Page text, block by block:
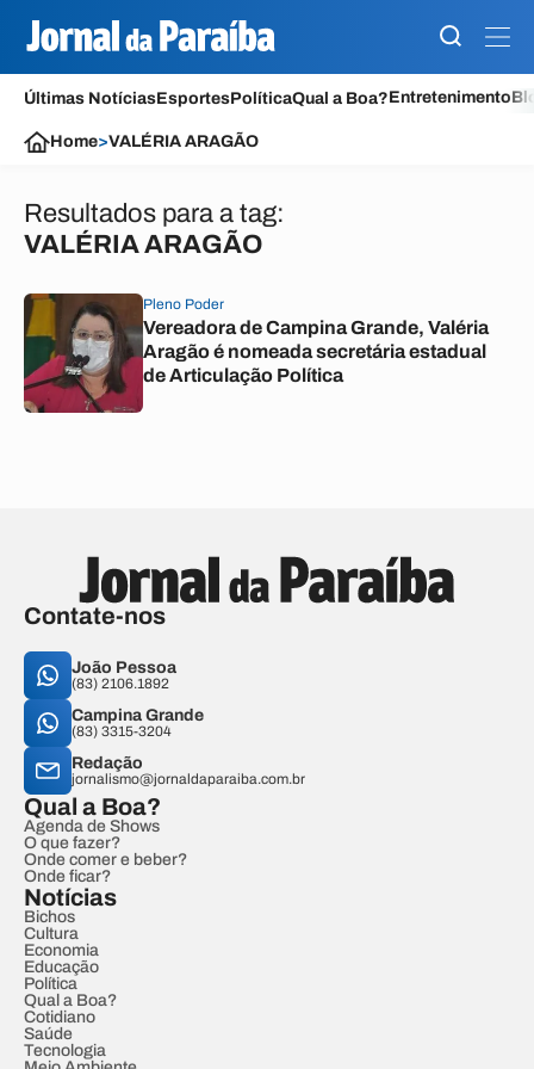
Últimas NotíciasEsportesPolíticaQual a Boa?Entretenimento
Home>VALÉRIA ARAGÃO
Resultados para a tag:
VALÉRIA ARAGÃO
Pleno Poder
Vereadora de Campina Grande, Valéria
Aragão é nomeada secretária estadual
de Articulação Política
Contate-nos
João Pessoa
(83) 2106.1892
Campina Grande
(83) 3315-3204
Redação
jornalismo@jornaldaparaiba.com.br
Qual a Boa?
Agenda de Shows
O que fazer?
Onde comer e beber?
Onde ficar?
Notícias
Bichos
Cultura
Economia
Educação
Política
Qual a Boa?
Cotidiano
Saúde
Tecnologia